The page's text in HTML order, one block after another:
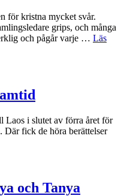
för kristna mycket svår.
grips, och många
och pågår varje … Läs
Laos i slutet av förra året för
Där fick de höra berättelser
och Tanya